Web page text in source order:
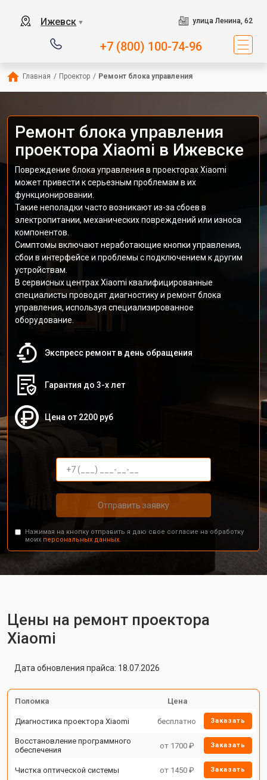
Ижевск ▼ улица Ленина, 62
+7 (800) 100-74-96
Главная / Проектор / Ремонт блока управления
Ремонт блока управления
проектора Xiaomi в Ижевске
Повреждение блока управления в проекторах Xiaomi
может привести к серьезным проблемам в их
функционировании.
Такие неполадки часто возникают из-за сбоев в
электропитании, механических повреждений или износа
компонентов.
Симптомы включают неработающие кнопки управления,
сбои в интерфейсе и проблемы с подключением к другим
устройствам.
В сервисных центрах Xiaomi квалифицированные
специалисты проводят диагностику и ремонт блока
управления, используя специализированное
оборудование.
Экспресс ремонт в день обращения
Гарантия до 3-х лет
Цена от 2200 руб
Отправить заявку
Нажимая на кнопку отправить я даю свое согласие на обработку
моих персональных данных.
Цены на ремонт проектора
Xiaomi
Дата обновления прайса: 18.07.2026
Поломка Цена
Диагностика проектора Xiaomi бесплатно Заказать
Восстановление программного
обеспечения
от 1700 ₽ Заказать
Чистка оптической системы от 1450 ₽ Заказать